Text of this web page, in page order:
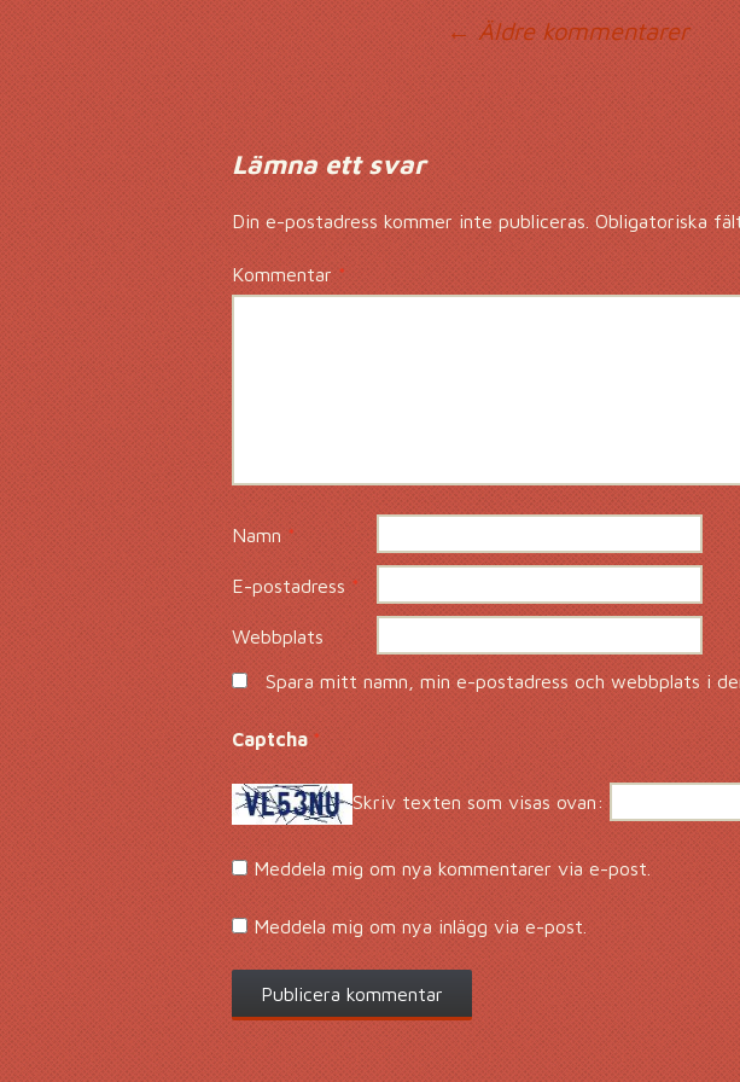
← Äldre kommentarer
Lämna ett svar
Din e-postadress kommer inte publiceras. Obligatoriska
Kommentar*
Namn*
E-postadress*
Webbplats
Spara mitt namn, min e-postadress och webbplats i
Captcha*
Skriv texten som visas ovan:
Meddela mig om nya kommentarer via e-post.
Meddela mig om nya inlägg via e-post.